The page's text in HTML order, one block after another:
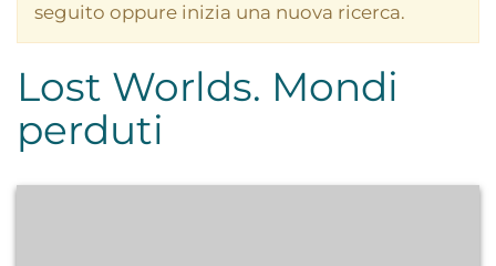
seguito oppure inizia una nuova ricerca.
Lost Worlds. Mondi
perduti